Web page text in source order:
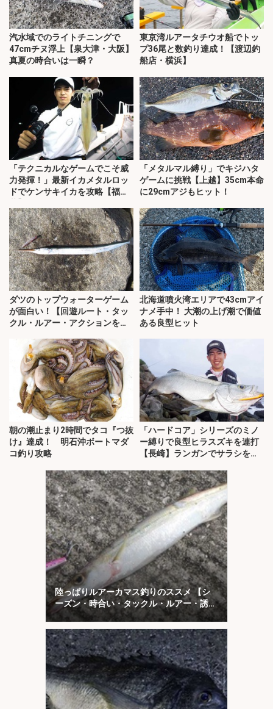
汽水域でのライトチニングで
47cmチヌ浮上【泉大津・大阪】
真夏の時合いは一瞬？
東京湾ルアータチウオ船でトッ
プ36尾と数釣り達成！【渡辺釣
船店・横浜】
「テクニカルなゲームでこそ威
力発揮！」最新イカメタルロッ
ドでケンサキイカを攻略【福
「メタルマル縛り」でキジハタ
ゲームに挑戦【上越】35cm本命
に29cmアジもヒット！
ダツのトップウォーターゲーム
が面白い！【回遊ルート・タッ
クル・ルアー・アクションを解
北海道噴火湾エリアで43cmアイ
ナメ手中！ 大潮の上げ潮で価値
ある良型ヒット
朝の潮止まり2時間でタコ『つ抜
け』達成！ 明石沖ボートマダ
コ釣り攻略
「ハードコア」シリーズのミノ
ー縛りで良型ヒラスズキを連打
【長崎】ランガンでサラシを攻
陸っぱりルアーカマス釣りのススメ 【シ
ーズン・時合い・タックル・ルアー・誘い
方を解説】